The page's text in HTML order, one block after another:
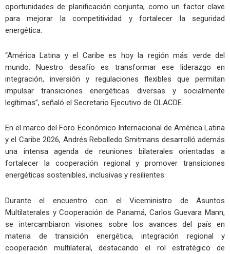
oportunidades de planificación conjunta, como un factor clave
para mejorar la competitividad y fortalecer la seguridad
energética.
“América Latina y el Caribe es hoy la región más verde del
mundo. Nuestro desafío es transformar ese liderazgo en
integración, inversión y regulaciones flexibles que permitan
impulsar transiciones energéticas diversas y socialmente
legítimas”, señaló el Secretario Ejecutivo de OLACDE.
En el marco del Foro Económico Internacional de América Latina
y el Caribe 2026, Andrés Rebolledo Smitmans desarrolló además
una intensa agenda de reuniones bilaterales orientadas a
fortalecer la cooperación regional y promover transiciones
energéticas sostenibles, inclusivas y resilientes.
Durante el encuentro con el Viceministro de Asuntos
Multilaterales y Cooperación de Panamá, Carlos Guevara Mann,
se intercambiaron visiones sobre los avances del país en
materia de transición energética, integración regional y
cooperación multilateral, destacando el rol estratégico de